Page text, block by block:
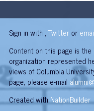
Sign in with , Twitteror
Content on this page is
organization represented
views of Columbia
page, please e-mail
Created with NationBuilder